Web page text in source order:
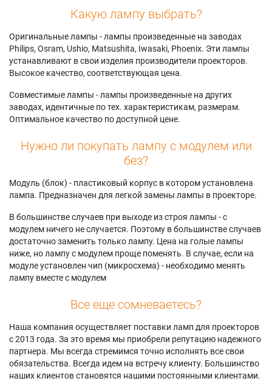
Какую лампу выбрать?
Оригинальные лампы - лампы произведенные на заводах
Philips, Osram, Ushio, Matsushita, Iwasaki, Phoenix. Эти лампы
устанавливают в свои изделия производители проекторов.
Высокое качество, соответствующая цена.
Совместимые лампы - лампы произведенные на других
заводах, идентичные по тех. характеристикам, размерам.
Оптимальное качество по доступной цене.
Нужно ли покупать лампу с модулем или
без?
Модуль (блок) - пластиковый корпус в котором установлена
лампа. Предназначен для легкой замены лампы в проекторе.
В большинстве случаев при выходе из строя лампы - с
модулем ничего не случается. Поэтому в большинстве случаев
достаточно заменить только лампу. Цена на голые лампы
ниже, но лампу с модулем проще поменять. В случае, если на
модуле установлен чип (микросхема) - необходимо менять
лампу вместе с модулем
Все еще сомневаетесь?
Наша компания осуществляет поставки ламп для проекторов
с 2013 года. За это время мы приобрели репутацию надежного
партнера. Мы всегда стремимся точно исполнять все свои
обязательства. Всегда идем на встречу клиенту. Большинство
наших клиентов становятся нашими постоянными клиентами.